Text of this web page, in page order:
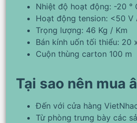
Nhiệt độ hoạt động: -20 °
Hoạt động tension: <50 V
Trọng lượng: 46 Kg / Km
Bán kính uốn tối thiểu: 20
Cuộn thùng carton 100 m
Tại sao nên mua
Đến với cửa hàng
Từ phòng trưng bày các